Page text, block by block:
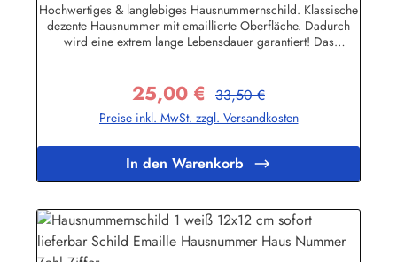
Hochwertiges & langlebiges Hausnummernschild. Klassische
dezente Hausnummer mit emaillierte Oberfläche. Dadurch
wird eine extrem lange Lebensdauer garantiert! Das
Frost über viele Jahre stand! Nicht das passende dabei? Sie
sind auf der Suche nach genau diesem Schild nur in einer
anderen Farbe oder einer anderen Aufschrift? Kein Problem!
an.Zum KontaktformularHier geht's zu unserem Konfigurator
für Emaille Schilder mit Wunschtext
Verkaufspreis:
25,00 € Regulärer Preis:
33,50 €
Preise inkl. MwSt. zzgl. Versandkosten
In den Warenkorb